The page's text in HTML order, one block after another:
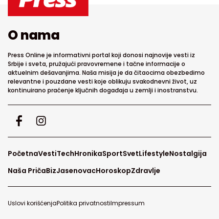
O nama
Press Online je informativni portal koji donosi najnovije vesti iz
Srbije i sveta, pružajući pravovremene i tačne informacije o
aktuelnim dešavanjima. Naša misija je da čitaocima obezbedimo
relevantne i pouzdane vesti koje oblikuju svakodnevni život, uz
kontinuirano praćenje ključnih događaja u zemlji i inostranstvu.
PočetnaVestiTechHronikaSportSvetLifestyleNostalgija
Naša PričaBizJasenovacHoroskopZdravlje
Uslovi korišćenjaPolitika privatnostiImpressum